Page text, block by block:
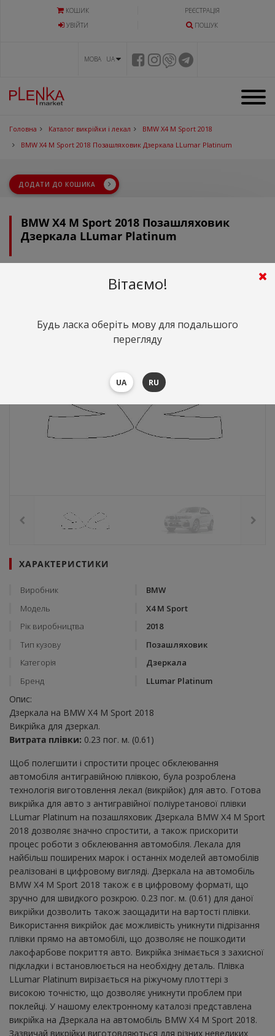
КОШИК
РЕЄСТРАЦІЯ
УВIЙТИ
ПОШУК
МОВА UA
Головна Каталог викрійки і лекал
BMW X4 M Sport 2018
BMW X4 M Sport 2018 Позашляховик Дзеркала LLumar Platinum
ДОДАТИ ДО КОШИКА
BMW X4 M Sport 2018 Позашляховик
Дзеркала LLumar Platinum
грн.
ХАРАКТЕРИСТИКИ
Виробник
BMW
Модель
X4 M Sport
Рік виробництва
2018
Тип кузову
Позашляховик
Категорія
Дзеркала
Бренд
LLumar Platinum
Опис:
Дзеркала на BMW X4 M Sport 2018
Викрійка для дзеркал.
Витрата плівки: 0.23 пог. м. (0.61)
Щоб полегшити і спростити процес обклеювання
автомобіля антигравійною плівкою, була розроблена
технологія виготовлення лекал (викрійок) для авто. Готова
викрійка для авто з антигравійної поліуретанової плівки
LLumar Platinum на позашляховик Дзеркала BMW X4 M Sport
2018 дозволяє значно спростити, а також прискорити
процес роботи з обклеювання автомобіля. Лекала для
найбільш поширених марок і останніх моделей автомобілів
реалізовані в цифровому вигляді. Дзеркала на автомобіль
BMW X4 M Sport 2018 також є в цифровому форматі, що
зручно для швидкого розкрою. 0.23 пог. м. (0.61) для даної
викрійки дозволить також заощадити на вартості плівки.
Використання викрійок дає можливість уникнути підрізання
плівки прямо на автомобілі, що дозволяє не пошкодити
лакофарбове покриття авто. Викрійка знімається з захисної
підкладки і встановлюється на необхідну деталь. Плівка
LLumar Platinum вирізається на ріжучому плоттері з
високою точністю, що дозволяє уникнути проблем при
поклейці. У нашому електронному каталозі представлена ​​
викрійка на Дзеркала на автомобіль BMW X4 M Sport 2018.
Зазвичай викрійки виготовляються для різних невеликих
Вітаємо!
Будь ласка оберіть мову для подальшого
перегляду
UA RU